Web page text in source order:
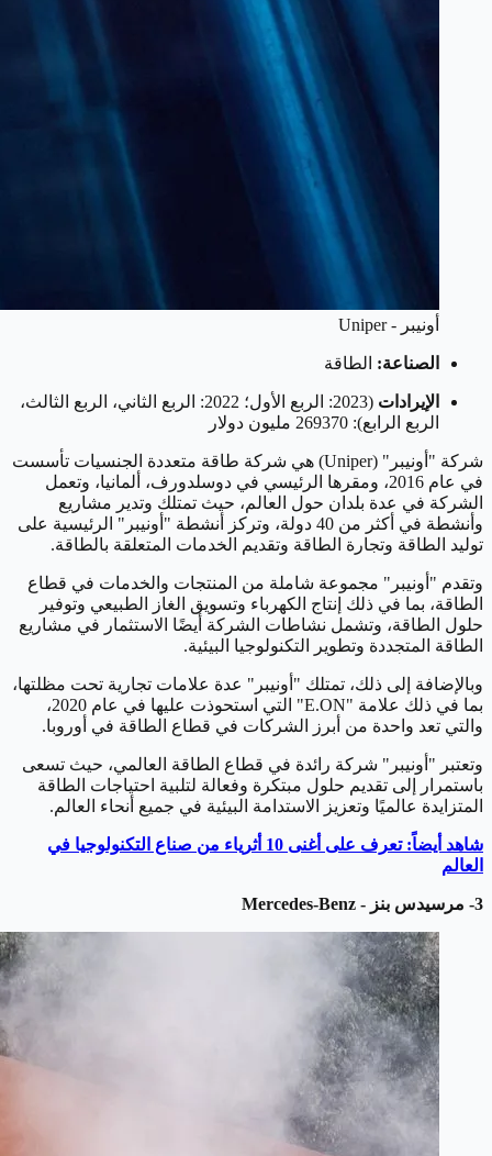
أونيبر - Uniper
الصناعة: الطاقة
الإيرادات
(2023: الربع الأول؛ 2022: الربع الثاني، الربع الثالث،
الربع الرابع): 269370 مليون دولار
شركة "أونيبر" (Uniper) هي شركة طاقة متعددة الجنسيات تأسست
في عام 2016، ومقرها الرئيسي في دوسلدورف، ألمانيا، وتعمل
الشركة في عدة بلدان حول العالم، حيث تمتلك وتدير مشاريع
وأنشطة في أكثر من 40 دولة، وتركز أنشطة "أونيبر" الرئيسية على
توليد الطاقة وتجارة الطاقة وتقديم الخدمات المتعلقة بالطاقة.
وتقدم "أونيبر" مجموعة شاملة من المنتجات والخدمات في قطاع
الطاقة، بما في ذلك إنتاج الكهرباء وتسويق الغاز الطبيعي وتوفير
حلول الطاقة، وتشمل نشاطات الشركة أيضًا الاستثمار في مشاريع
الطاقة المتجددة وتطوير التكنولوجيا البيئية.
وبالإضافة إلى ذلك، تمتلك "أونيبر" عدة علامات تجارية تحت مظلتها،
بما في ذلك علامة "E.ON" التي استحوذت عليها في عام 2020،
والتي تعد واحدة من أبرز الشركات في قطاع الطاقة في أوروبا.
وتعتبر "أونيبر" شركة رائدة في قطاع الطاقة العالمي، حيث تسعى
باستمرار إلى تقديم حلول مبتكرة وفعالة لتلبية احتياجات الطاقة
المتزايدة عالميًا وتعزيز الاستدامة البيئية في جميع أنحاء العالم.
شاهد أيضاً: تعرف على أغنى 10 أثرياء من صناع التكنولوجيا في
العالم
3- مرسيدس بنز - Mercedes-Benz